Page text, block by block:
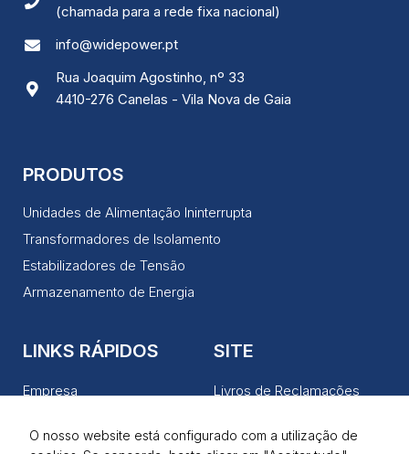
(chamada para a rede fixa nacional)
info@widepower.pt
Rua Joaquim Agostinho, nº 33
4410-276 Canelas - Vila Nova de Gaia
PRODUTOS
Unidades de Alimentação Ininterrupta
Transformadores de Isolamento
Estabilizadores de Tensão
Armazenamento de Energia
LINKS RÁPIDOS
Empresa
Serviços
SITE
Livros de Reclamações
Termos de Utilização
O nosso website está configurado com a utilização de